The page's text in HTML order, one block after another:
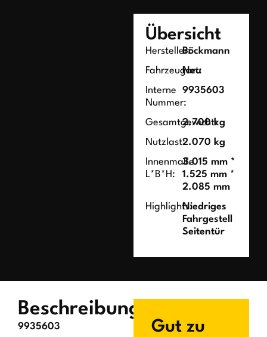
Übersicht
Hersteller:Böckmann
Fahrzeugart:
Neu
Interne
Nummer:
9935603
Gesamtgewicht:
2.700 kg
Nutzlast:2.070 kg
Innenmaße
L*B*H:
3.015 mm *
1.525 mm *
2.085 mm
Highlights:Niedriges
Fahrgestell
Seitentür
Beschreibung
9935603
Gut zu